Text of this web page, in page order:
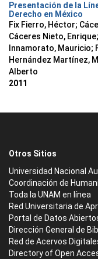
Presentación de la
Derecho en México
Fix Fierro, Héctor;
Cáceres Nieto, Enrique;
Innamorato, Mauricio;
Hernández Martínez,
Alberto
2011
Otros Sitios
Universidad Nacional
Coordinación de
Toda la UNAM en línea
Red Universitaria de
Portal de Datos
Dirección General de
Red de Acervos
Directory of Open